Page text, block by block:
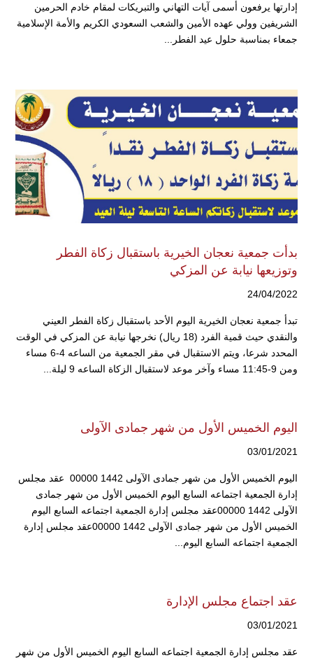
إدارتها يرفعون أسمى آيات التهاني والتبريكات لمقام خادم الحرمين
الشريفين وولي عهده الأمين والشعب السعودي الكريم والأمة الإسلامية
جمعاء بمناسبة حلول عيد الفطر...
بدأت جمعية نعجان الخيرية باستقبال زكاة الفطر
وتوزيعها نيابة عن المزكي
24/04/2022
تبدأ جمعية نعجان الخيرية اليوم الأحد باستقبال زكاة الفطر العيني
والنقدي حيث قمية الفرد (18 ريال) نخرجها نيابة عن المزكي في الوقت
المحدد شرعا، ويتم الاستقبال في مقر الجمعية من الساعه 4-6 مساء
ومن 9-11:45 مساء وآخر موعد لاستقبال الزكاة الساعه 9 ليلة...
اليوم الخميس الأول من شهر جمادى الآولى
03/01/2021
اليوم الخميس الأول من شهر جمادى الآولى 1442 00000 عقد مجلس
إدارة الجمعية اجتماعه السابع اليوم الخميس الأول من شهر جمادى
الآولى 1442 00000عقد مجلس إدارة الجمعية اجتماعه السابع اليوم
الخميس الأول من شهر جمادى الآولى 1442 00000عقد مجلس إدارة
الجمعية اجتماعه السابع اليوم...
عقد اجتماع مجلس الإدارة
03/01/2021
عقد مجلس إدارة الجمعية اجتماعه السابع اليوم الخميس الأول من شهر